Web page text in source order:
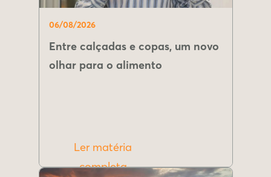
06/08/2026
Entre calçadas e copas, um novo
olhar para o alimento
Ler matéria
completa